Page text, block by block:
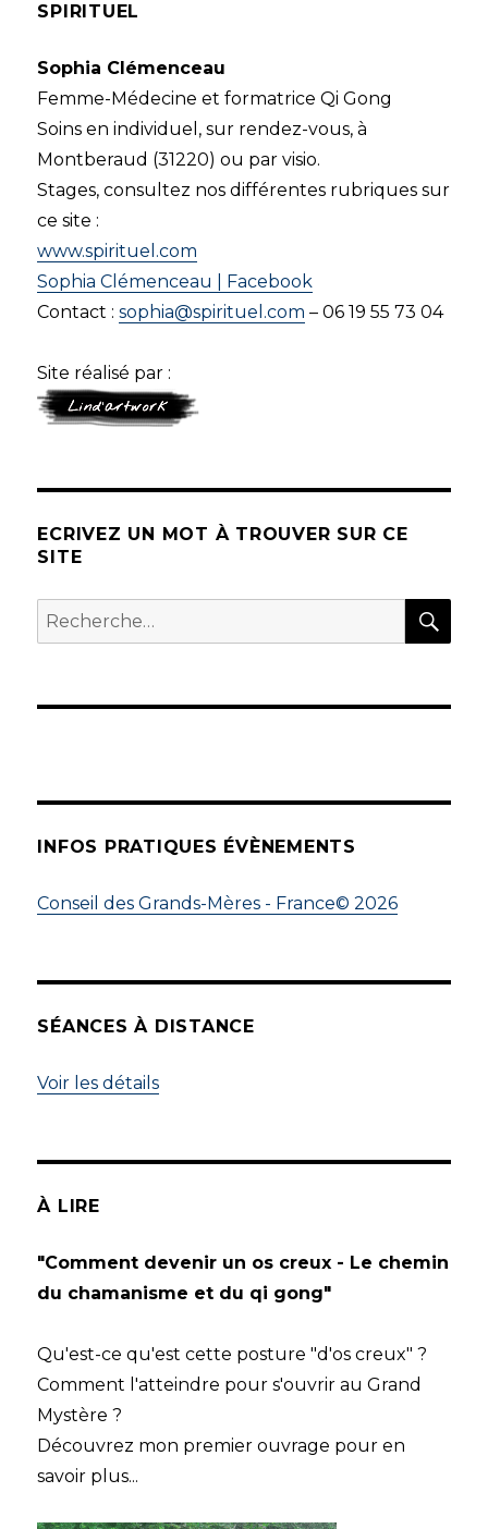
SPIRITUEL
Sophia Clémenceau
Femme-Médecine et formatrice Qi Gong
Soins en individuel, sur rendez-vous, à
Montberaud (31220) ou par visio.
Stages, consultez nos différentes rubriques sur
ce site :
www.spirituel.com
Sophia Clémenceau | Facebook
Contact :sophia@spirituel.com – 06 19 55 73 04
Site réalisé par :
ECRIVEZ UN MOT À TROUVER SUR CE
SITE
Recherche
pour :
INFOS PRATIQUES ÉVÈNEMENTS
Conseil des Grands-Mères - France© 2026
SÉANCES À DISTANCE
Voir les détails
À LIRE
"Comment devenir un os creux - Le chemin
du chamanisme et du qi gong"
Qu'est-ce qu'est cette posture "d'os creux" ?
Comment l'atteindre pour s'ouvrir au Grand
Mystère ?
Découvrez mon premier ouvrage pour en
savoir plus...